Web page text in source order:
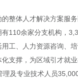
整体人才解决方案服
110余家分支机构，
工、人力资源咨询、
支撑，为区域引才就
及专业技术人员